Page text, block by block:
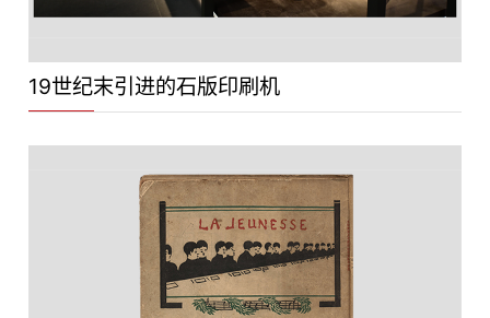
19世纪末引进的石版印刷机